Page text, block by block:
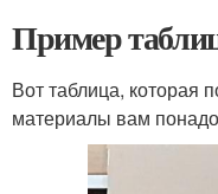
Пример
Вот таблица, которая
материалы вам